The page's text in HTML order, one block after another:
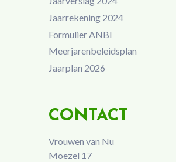
Jaarrekening 2024
Formulier ANBI
Meerjarenbeleidsplan
Jaarplan 2026
CONTACT
Vrouwen van Nu
Moezel 17